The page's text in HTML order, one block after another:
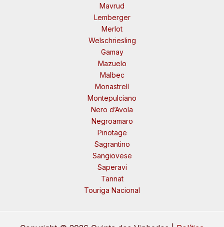
Mavrud
Lemberger
Merlot
Welschriesling
Gamay
Mazuelo
Malbec
Monastrell
Montepulciano
Nero d’Avola
Negroamaro
Pinotage
Sagrantino
Sangiovese
Saperavi
Tannat
Touriga Nacional